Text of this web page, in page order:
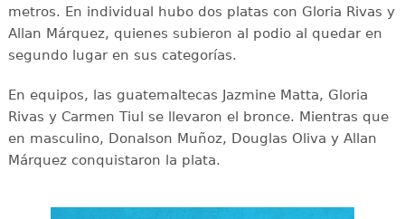
metros. En individual hubo dos platas con Gloria Rivas y
Allan Márquez, quienes subieron al podio al quedar en
segundo lugar en sus categorías.
En equipos, las guatemaltecas Jazmine Matta, Gloria
Rivas y Carmen Tiul se llevaron el bronce. Mientras que
en masculino, Donalson Muñoz, Douglas Oliva y Allan
Márquez conquistaron la plata.